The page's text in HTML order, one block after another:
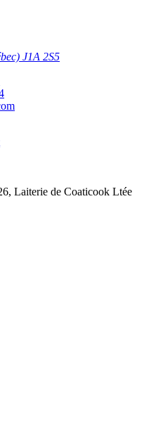
J1A 2S5
Laiterie de Coaticook Ltée